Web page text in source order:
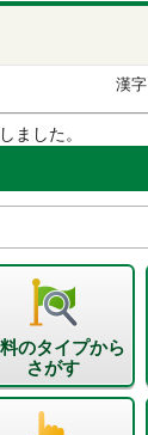
漢字
ました。
のタイプから
さがす